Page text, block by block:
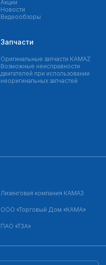
Акции
Новости
Видеообзоры
Запчасти
Оригинальные запчасти КAMAZ
Возможные неисправности
двигателей при использовании
неоригинальных запчастей
Лизинговая компания КАМАЗ
ООО «Торговый Дом «КАМА»
ПАО «ТЗА»